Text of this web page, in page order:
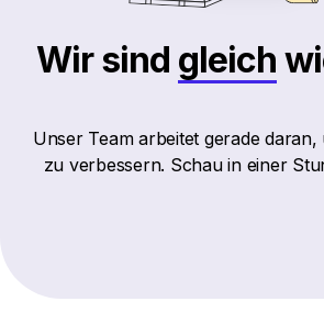
Wir sind gleich
Unser Team arbeitet gerade
zu verbessern. Schau in einer